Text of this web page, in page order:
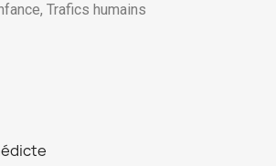
Trafics humains